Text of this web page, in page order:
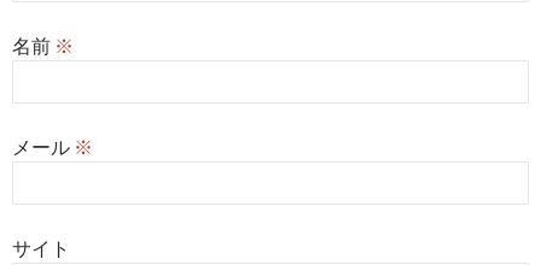
名前 ※
メール ※
サイト